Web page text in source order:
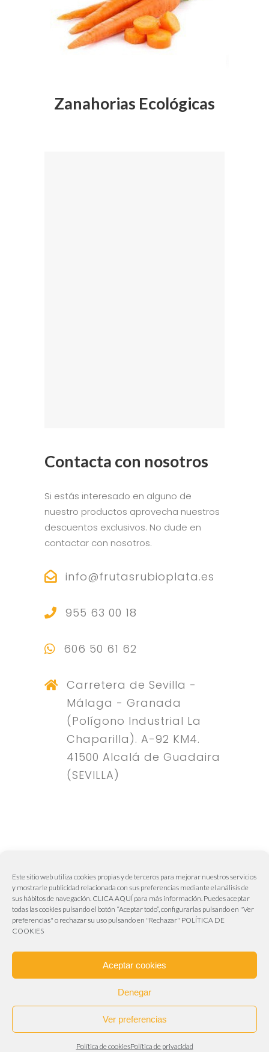
Este sitio web utiliza cookies propias y de terceros para mejorar nuestros servicios
y mostrarle publicidad relacionada con sus preferencias mediante el análisis de
sus hábitos de navegación. CLICA AQUÍ para más información. Puedes aceptar
todas las cookies pulsando el botón “Aceptar todo”, configurarlas pulsando en "Ver
preferencias" o rechazar su uso pulsando en "Rechazar" POLÍTICA DE
COOKIES
Aceptar cookies
Denegar
Ver preferencias
Política de cookiesPolítica de privacidad
Zanahorias Ecológicas
Contacta con nosotros
Si estás interesado en alguno de
nuestro productos aprovecha nuestros
descuentos exclusivos. No dude en
contactar con nosotros.
info@frutasrubioplata.es
955 63 00 18
606 50 61 62
Carretera de Sevilla -
Málaga - Granada
(Polígono Industrial La
Chaparilla). A-92 KM4.
41500 Alcalá de Guadaira
(SEVILLA)
Aviva Publicidad & Marketing
955 63 00 18 – 606 50 61 62
info@frutasrubioplata.es
Carretera de Sevilla – Málaga – Granada
(Polígono Industrial La Chaparilla). A-92 Km, 4. 41500
Alcalá de Guadaíra (Sevilla)